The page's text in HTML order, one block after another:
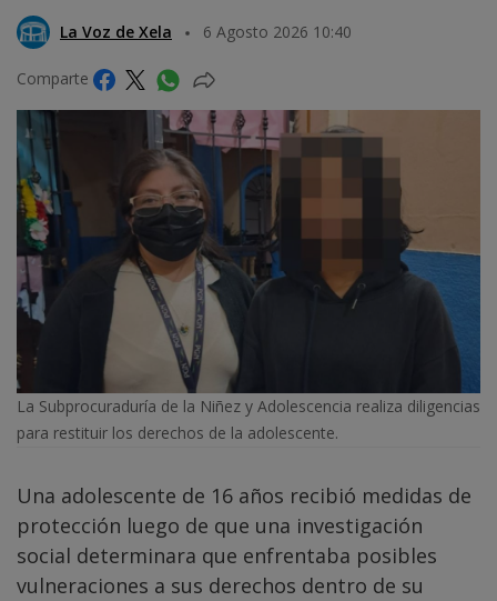
La Voz de Xela 6 Agosto 2026 10:40
Comparte
La Subprocuraduría de la Niñez y Adolescencia realiza diligencias
para restituir los derechos de la adolescente.
Una adolescente de 16 años recibió medidas de
protección luego de que una investigación
social determinara que enfrentaba posibles
vulneraciones a sus derechos dentro de su